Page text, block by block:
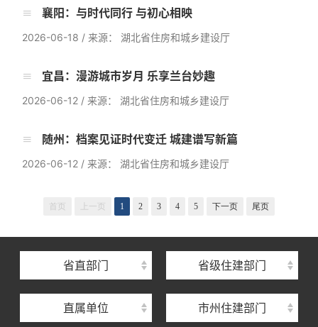
襄阳：与时代同行 与初心相映
2026-06-18 / 来源： 湖北省住房和城乡建设厅
宜昌：漫游城市岁月 乐享兰台妙趣
2026-06-12 / 来源： 湖北省住房和城乡建设厅
随州：档案见证时代变迁 城建谱写新篇
2026-06-12 / 来源： 湖北省住房和城乡建设厅
首页 上一页 1 2 3 4 5 下一页 尾页
省直部门 省级住建部门
直属单位
湖北省住建厅机关后勤服务中心
湖北省建设信息中心
湖北省住房保障中心
湖北省建设工程质量安全监督总站
湖北省建设工程标准定额管理总站 市州住建部门